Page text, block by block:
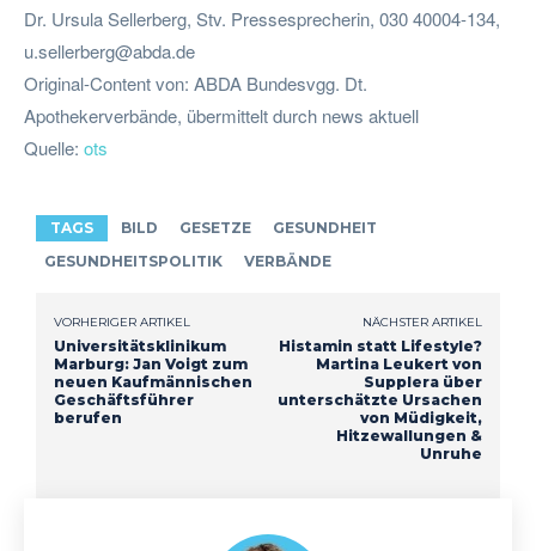
Dr. Ursula Sellerberg, Stv. Pressesprecherin, 030 40004-134,
u.sellerberg@abda.de
Original-Content von: ABDA Bundesvgg. Dt.
Apothekerverbände, übermittelt durch news aktuell
Quelle: ots
TAGS BILD GESETZE
GESUNDHEIT
GESUNDHEITSPOLITIK
VERBÄNDE
VORHERIGER ARTIKEL
Universitätsklinikum
Marburg: Jan Voigt zum
neuen Kaufmännischen
Geschäftsführer
berufen
NÄCHSTER ARTIKEL
Histamin statt Lifestyle?
Martina Leukert von
Supplera über
unterschätzte Ursachen
von Müdigkeit,
Hitzewallungen &
Unruhe